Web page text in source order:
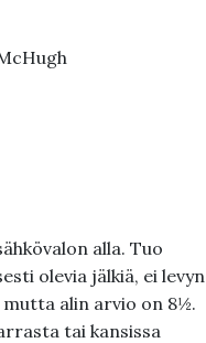
alla. Tuo
olevia jälkiä, ei levyn
alin arvio on 8½.
tai kansissa